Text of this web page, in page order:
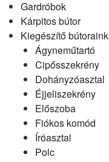
Gardróbok
Kárpitos bútor
Kiegészítő bútoraink
Ágyneműtartó
Cipősszekrény
Dohányzóasztal
Éjjeliszekrény
Előszoba
Fiókos komód
Íróasztal
Polc